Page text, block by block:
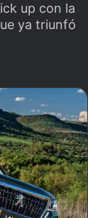
up con la
ya triunfó